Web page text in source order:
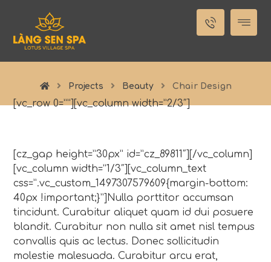
Projects Beauty Chair Design
[vc_row 0=””][vc_column width=”2/3″]
[cz_gap height=”30px” id=”cz_89811″][/vc_column]
[vc_column width=”1/3″][vc_column_text
css=”.vc_custom_1497307579609{margin-bottom:
40px !important;}”]Nulla porttitor accumsan
tincidunt. Curabitur aliquet quam id dui posuere
blandit. Curabitur non nulla sit amet nisl tempus
convallis quis ac lectus. Donec sollicitudin
molestie malesuada. Curabitur arcu erat,